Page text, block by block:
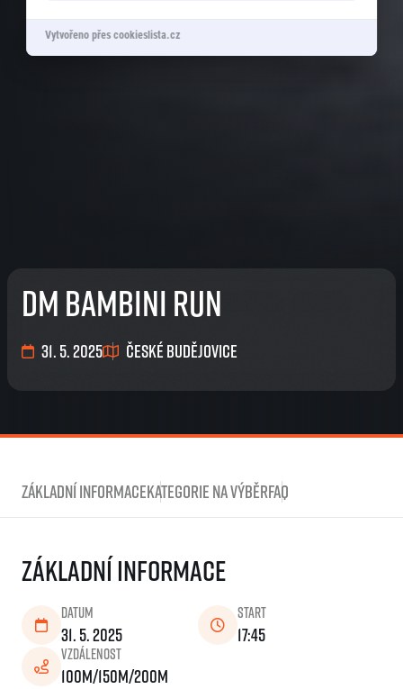
dm bambini run
31. 5. 2025 České Budějovice
Základní informaceKategorie na výběrFAQ
Základní informace
Datum
31. 5. 2025
Start
17:45
Vzdálenost
100m/150m/200m
Vytvořeno přes cookieslista.cz